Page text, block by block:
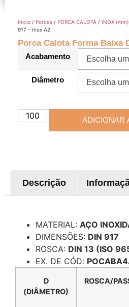
Início / Porcas / PORCA CALOTA / INOX (mm)
917 – Inox A2
Porca Calota Forma Baixa
Acabamento
Diâmetro
ADICIONAR
Descrição
MATERIAL: AÇO
DIMENSÕES: DIN 917
ROSCA: DIN 13 (ISO
EX. DE CÓD:
D
(DIÂMETRO)
ROSCA/